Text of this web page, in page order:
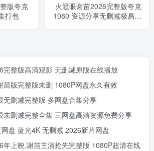
版夸克
打包
火遮眼谢苗2026完整版夸克
1080 资源分享无删减极易和
完整版高清观影 无删减原版在线播放
苗版完整版未删 1080P网盘永久有效
无删减完整版 多网盘合集分享
未删减完整全集 三网盘高清资源免费分享
网盘 蓝光4K 无删减 2026新片网盘
年上映,谢苗主演抢先完整版 1080P超清在线